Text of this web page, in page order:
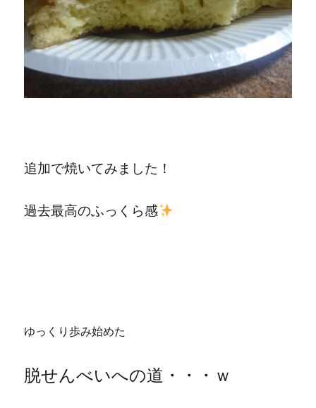
追加で焼いてみました！
過去最高のふっくら感
ゆっくり歩み始めた
脱せんべいへの道・・・ｗ